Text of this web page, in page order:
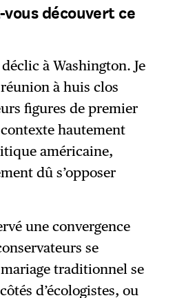
découvert ce
à Washington. Je
à huis clos
figures de premier
hautement
américaine,
dû s’opposer
une convergence
se
traditionnel se
d’écologistes, ou